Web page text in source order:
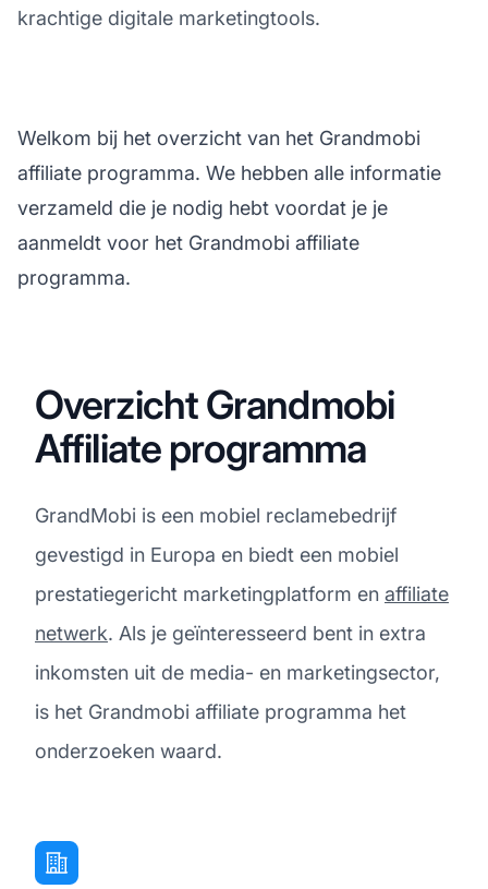
krachtige digitale marketingtools.
Welkom bij het overzicht van het Grandmobi
affiliate programma. We hebben alle informatie
verzameld die je nodig hebt voordat je je
aanmeldt voor het Grandmobi affiliate
programma.
Overzicht Grandmobi
Affiliate programma
GrandMobi is een mobiel reclamebedrijf
gevestigd in Europa en biedt een mobiel
prestatiegericht marketingplatform en affiliate
netwerk. Als je geïnteresseerd bent in extra
inkomsten uit de media- en marketingsector,
is het Grandmobi affiliate programma het
onderzoeken waard.